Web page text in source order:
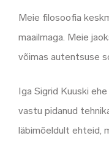
Meie filosoofia
maailmaga. Meie
võimas autentsuse
Iga Sigrid Kuuski
vastu pidanud
läbimõeldult ehteid,